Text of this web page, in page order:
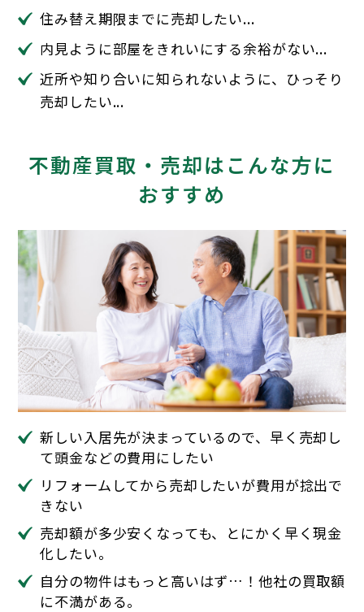
住み替え期限までに売却したい...
内見ように部屋をきれいにする余裕がない...
近所や知り合いに知られないように、ひっそり
売却したい...
不動産買取・売却はこんな方に
おすすめ
新しい入居先が決まっているので、早く売却し
て頭金などの費用にしたい
リフォームしてから売却したいが費用が捻出で
きない
売却額が多少安くなっても、とにかく早く現金
化したい。
自分の物件はもっと高いはず…！他社の買取額
に不満がある。